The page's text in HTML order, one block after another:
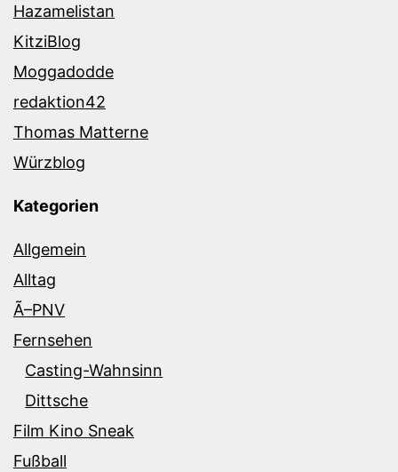
Hazamelistan
KitziBlog
Moggadodde
redaktion42
Thomas Matterne
Würzblog
Kategorien
Allgemein
Alltag
Ã–PNV
Fernsehen
Casting-Wahnsinn
Dittsche
Film Kino Sneak
Fußball